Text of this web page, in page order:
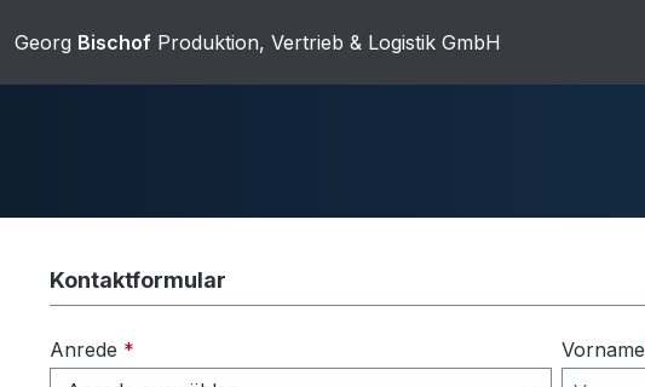
Hauptinhalt springen
Zur Suche springen
Zur Hauptnavigation springen
Georg Bischof Produktion, Vertrieb & Logistik GmbH
Duschwannen Ablaufgarnituren
Kontaktformular
Anrede * Vorname